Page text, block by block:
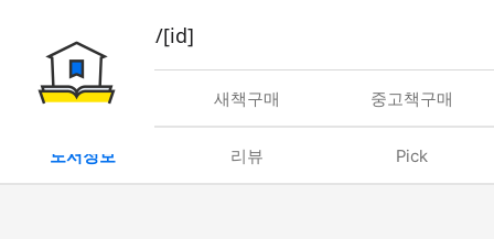
book/rent/[id]
대여 새책구매 중고책구매
도서정보 리뷰 Pick